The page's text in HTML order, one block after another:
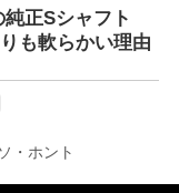
正Sシャフト
も軟らかい理由
・ホント